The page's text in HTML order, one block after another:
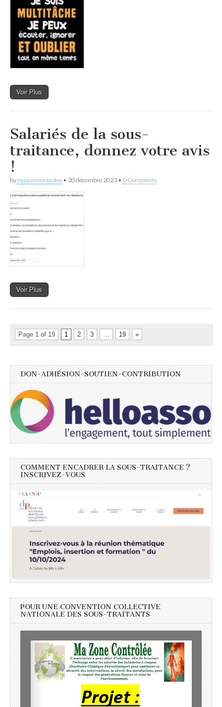
Voir Plus
Salariés de la sous-
traitance, donnez votre avis
!
by mazonecontrolee • 20 décembre 2023 • 0 Comments
Voir Plus
Page 1 of 19 1 2 3 19 »
DON-ADHÉSION-SOUTIEN-CONTRIBUTION
COMMENT ENCADRER LA SOUS-TRAITANCE ?
INSCRIVEZ-VOUS
POUR UNE CONVENTION COLLECTIVE
NATIONALE DES SOUS-TRAITANTS